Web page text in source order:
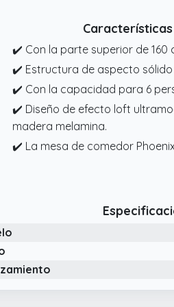
✔️ Con la parte superior de 160
✔️ Estructura de aspecto
✔️ Con la capacidad para 6
✔️ Diseño de efecto loft
madera melamina.
✔️ La mesa de comedor